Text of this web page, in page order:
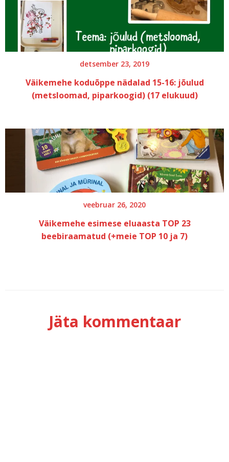
detsember 23, 2019
Väikemehe koduõppe nädalad 15-16: jõulud
(metsloomad, piparkoogid) (17 elukuud)
veebruar 26, 2020
Väikemehe esimese eluaasta TOP 23
beebiraamatud (+meie TOP 10 ja 7)
Jäta kommentaar